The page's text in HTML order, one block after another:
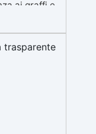
ai graffi e
tempo
Perfetta
importanti